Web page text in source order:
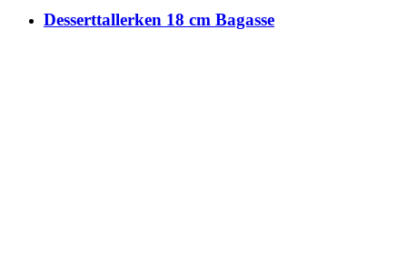
Desserttallerken 18 cm Bagasse